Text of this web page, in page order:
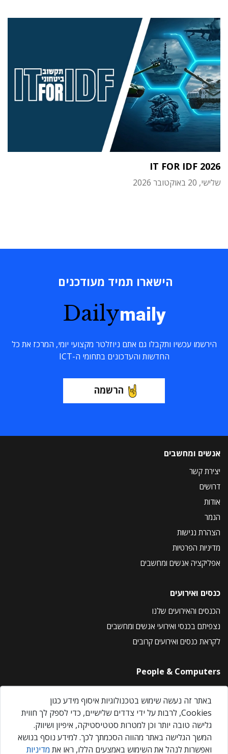
IT FOR IDF 2026
שלישי, 20 באוקטובר 2026
הישארו תמיד מעודכנים
Dailymaily
הירשמו עכשיו ותקבלו גם אתם ניוזלטר מקצועי יומי, המרכז את כל
החדשות והעדכונים בתחומי ה-ICT
הרשמה
אנשים ומחשבים
יצירת קשר
דרושים
אודות
הנמר
הצהרת נגישות
מדיניות הפרטיות
אפליקציה אנשים ומחשבים
כנסים ואירועים
הכנסים והאירועים שלנו
נצפיתם בכנסי ואירועי אנשים ומחשבים
לקראת כנסים ואירועים קרובים
People & Computers
About Us
Privacy Policy
Contact Us
Our Events
באתר זה נעשה שימוש בטכנולוגיות איסוף מידע כגון
Cookies, לרבות על ידי צדדים שלישיים, כדי לספק לך חווית
גלישה טובה יותר וכן למטרות סטטיסטיקה, איפיון ושיווק.
המשך הגלישה באתר מהווה הסכמתך לכך. למידע נוסף בנושא
ואפשרות לנהל את השימוש באמצעים הללו, ראו את מדיניות